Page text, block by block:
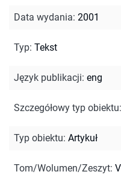
Data wydania: 2001
Typ: Tekst
Język publikacji: eng
Szczegółowy typ obiektu:
Typ obiektu: Artykuł
Tom/Wolumen/Zeszyt: